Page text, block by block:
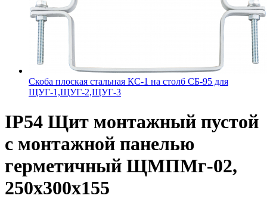
Скоба плоская стальная КС-1 на столб СБ-95 для
ЩУГ-1,ЩУГ-2,ЩУГ-3
IP54 Щит монтажный пустой
с монтажной панелью
герметичный ЩМПМг-02,
250х300х155